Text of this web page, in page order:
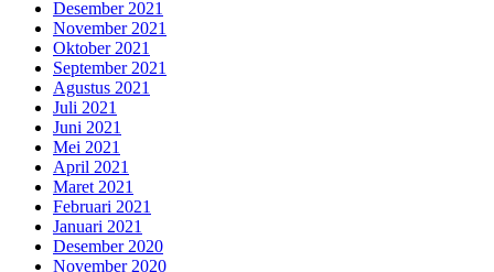
Desember 2021
November 2021
Oktober 2021
September 2021
Agustus 2021
Juli 2021
Juni 2021
Mei 2021
April 2021
Maret 2021
Februari 2021
Januari 2021
Desember 2020
November 2020